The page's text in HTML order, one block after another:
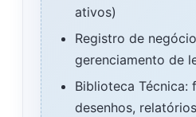
ativos)
Registro de
gerenciamento de
Biblioteca Técnica:
desenhos,